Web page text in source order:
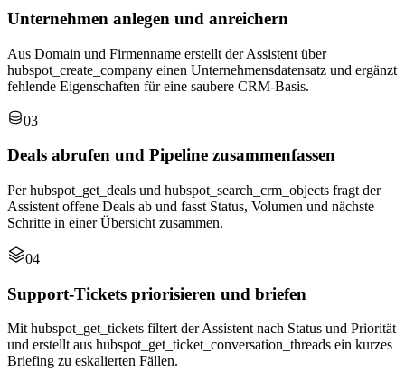
Unternehmen anlegen und anreichern
Aus Domain und Firmenname erstellt der Assistent über
hubspot_create_company einen Unternehmensdatensatz und ergänzt
fehlende Eigenschaften für eine saubere CRM-Basis.
03
Deals abrufen und Pipeline zusammenfassen
Per hubspot_get_deals und hubspot_search_crm_objects fragt der
Assistent offene Deals ab und fasst Status, Volumen und nächste
Schritte in einer Übersicht zusammen.
04
Support-Tickets priorisieren und briefen
Mit hubspot_get_tickets filtert der Assistent nach Status und Priorität
und erstellt aus hubspot_get_ticket_conversation_threads ein kurzes
Briefing zu eskalierten Fällen.